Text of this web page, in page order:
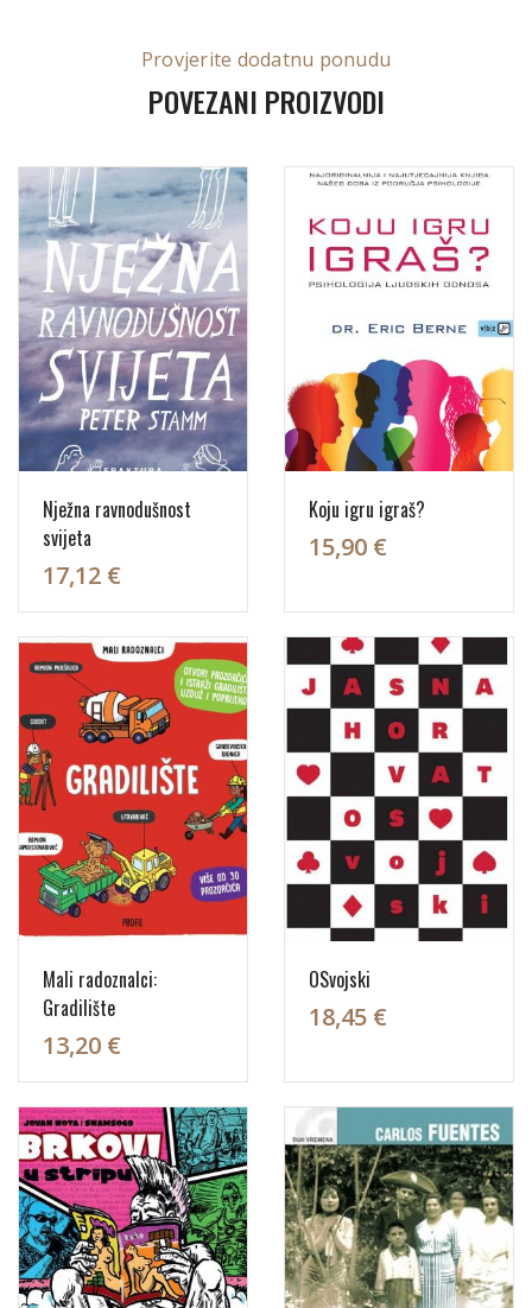
Provjerite dodatnu ponudu
POVEZANI PROIZVODI
Nježna ravnodušnost
svijeta
17,12 €
Koju igru igraš?
15,90 €
Mali radoznalci:
Gradilište
13,20 €
OSvojski
18,45 €